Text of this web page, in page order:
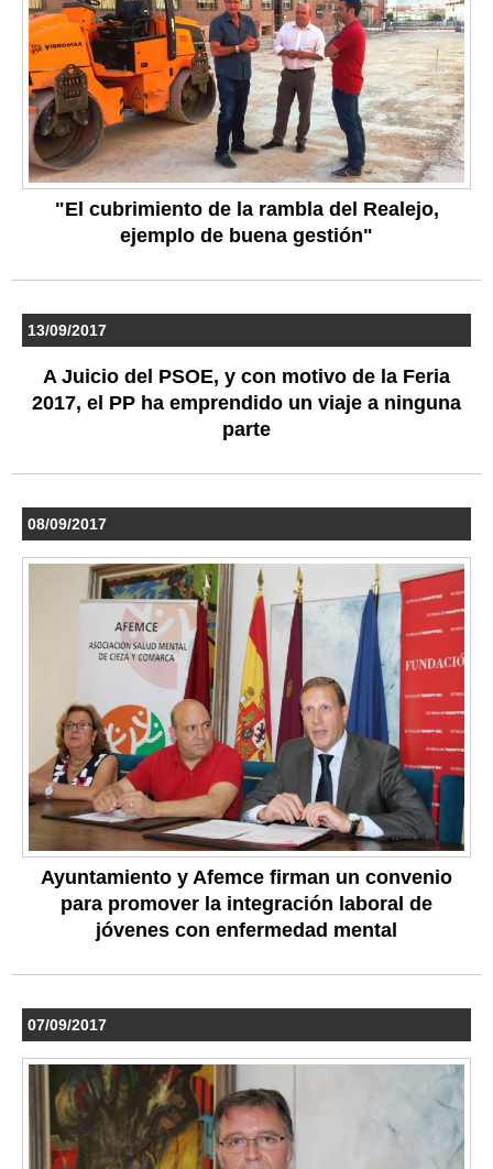
"El cubrimiento de la rambla del Realejo,
ejemplo de buena gestión"
13/09/2017
A Juicio del PSOE, y con motivo de la Feria
2017, el PP ha emprendido un viaje a ninguna
parte
08/09/2017
Ayuntamiento y Afemce firman un convenio
para promover la integración laboral de
jóvenes con enfermedad mental
07/09/2017